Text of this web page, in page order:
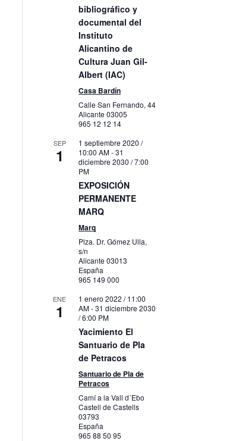
bibliográfico y
documental del
Instituto
Alicantino de
Cultura Juan Gil-
Albert (IAC)
Casa Bardín
Calle San Fernando, 44
Alicante03005
965 12 12 14
SEP
1
1 septiembre 2020 /
10:00 AM-31
diciembre 2030 / 7:00
PM
EXPOSICIÓN
PERMANENTE
MARQ
Marq
Plza. Dr. Gómez Ulla,
s/n
Alicante03013
España
965 149 000
ENE
1
1 enero 2022 / 11:00
AM-31 diciembre 2030
/ 6:00 PM
Yacimiento El
Santuario de Pla
de Petracos
Santuario de Pla de
Petracos
Camí a la Vall d´Ebo
Castell de Castells
03793
España
965 88 50 95